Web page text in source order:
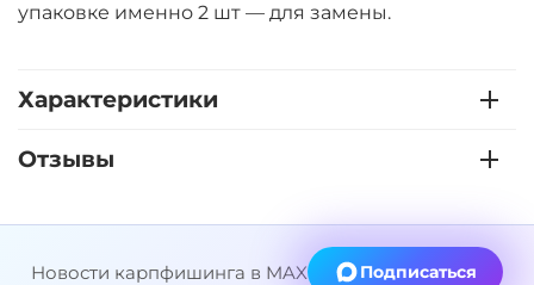
упаковке именно 2 шт — для замены.
Характеристики
Отзывы
Новости карпфишинга в MAX Подписаться